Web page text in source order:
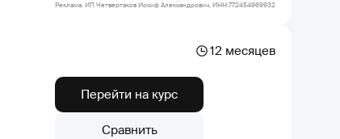
Реклама. ИП Четвертаков Иосиф Александрович, ИНН:772454969932
12 месяцев
Перейти на курс
Сравнить